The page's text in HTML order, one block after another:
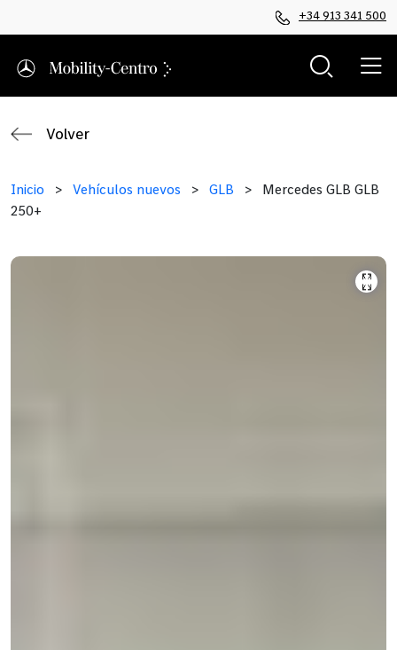
+34 913 341 500
Volver
Inicio > Vehículos nuevos > GLB >
Mercedes GLB GLB
250+